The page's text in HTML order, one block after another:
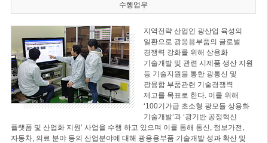
수행업무
지역전략 산업인 광산업 육성의
일환으로 광응용부품의 글로벌
경쟁력 강화를 위해 상용화
기술개발 및 관련 시제품 생산 지원
등 기술지원을 통한 광통신 및
광융합 부품관련 기술경쟁력
제고를 목표로 한다. 이를 위해
‘100기가급 초소형 광모듈 상용화
기술개발’과 ‘광기반 공정혁신
플랫폼 및 산업화 지원’ 사업을 수행 하고 있으며 이를 통해 통신, 정보가전,
자동차, 의료 분야 등의 산업분야에 대해 광응용부품 기술개발 성과 확산 및